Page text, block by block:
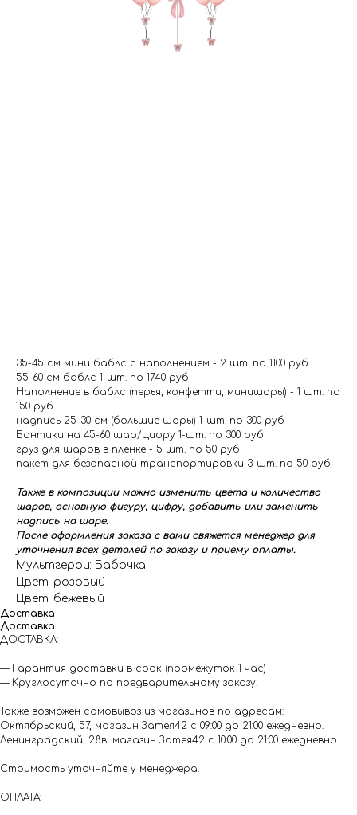
№ 4473 Набор шаров для девочки
"Первая бабочка" с цифрой в цвете
35-45 см мини баблс с наполнением - 2 шт. по 1100 руб
55-60 см баблс 1-шт. по 1740 руб
Наполнение в баблс (перья, конфетти, минишары) - 1 шт. по
150 руб
надпись 25-30 см (большие шары) 1-шт. по 300 руб
Бантики на 45-60 шар/цифру 1-шт. по 300 руб
груз для шаров в пленке - 5 шт. по 50 руб
пакет для безопасной транспортировки 3-шт. по 50 руб
Также в композиции можно изменить цвета и количество
шаров, основную фигуру, цифру, добавить или заменить
надпись на шаре.
После оформления заказа с вами свяжется менеджер для
уточнения всех деталей по заказу и приему оплаты.
Мультгерои: Бабочка
Цвет: розовый
Цвет: бежевый
Доставка
Доставка
ДОСТАВКА:
— Гарантия доставки в срок (промежуток 1 час)
— Круглосуточно по предварительному заказу.
Также возможен самовывоз из магазинов по адресам:
Октябрьский, 57, магазин Затея42 с 09:00 до 21:00 ежедневно.
Ленинградский, 28в, магазин Затея42 с 10:00 до 21:00 ежедневно.
Стоимость уточняйте у менеджера.
ОПЛАТА: